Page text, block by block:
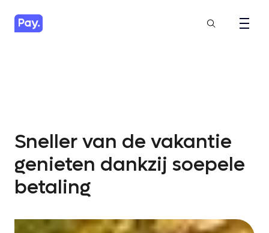
Sneller van de vakantie
genieten dankzij soepele
betaling